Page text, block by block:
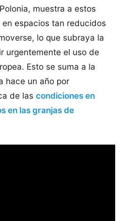
muestra a estos
espacios tan reducidos
lo que subraya la
urgentemente el uso de
Esto se suma a la
hace un año por
de las condiciones en
en las granjas de